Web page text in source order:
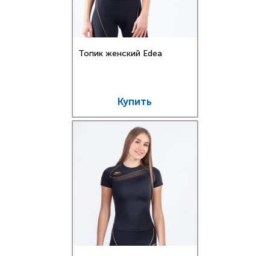
Топик женский Edea
Купить